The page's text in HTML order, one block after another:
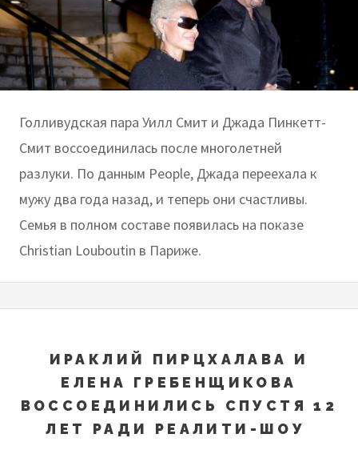
Голливудская пара Уилл Смит и Джада Пинкетт-
Смит воссоединилась после многолетней
разлуки. По данным People, Джада переехала к
мужу два года назад, и теперь они счастливы.
Семья в полном составе появилась на показе
Christian Louboutin в Париже.
ИРАКЛИЙ ПИРЦХАЛАВА И
ЕЛЕНА ГРЕБЕНЩИКОВА
ВОССОЕДИНИЛИСЬ СПУСТЯ 12
ЛЕТ РАДИ РЕАЛИТИ-ШОУ